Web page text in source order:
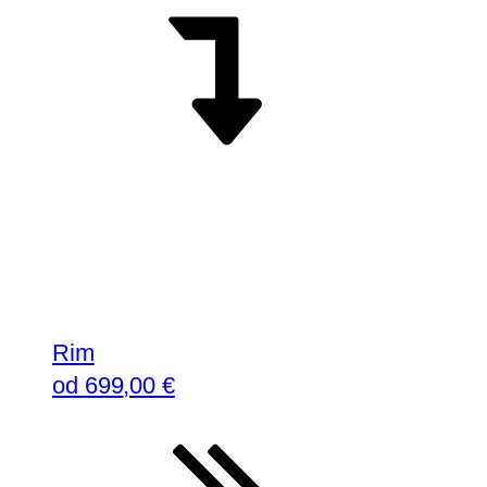
Rim
od 699,00 €